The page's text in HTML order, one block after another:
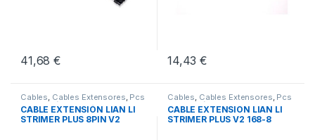
41,68€ 14,43€
Cables Cables Extensores Pcs
Integración
CABLE EXTENSIÓN LIAN LI
STRIMER PLUS 8PIN V2
Cables Cables Extensores Pcs
Integración
CABLE EXTENSION LIAN LI
STRIMER PLUS V2 168-8